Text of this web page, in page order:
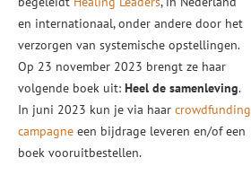
en internationaal, onder andere door het
verzorgen van systemische opstellingen.
Op 23 november 2023 brengt ze haar
volgende boek uit: Heel de samenleving.
In juni 2023 kun je via haar crowdfunding
campagne een bijdrage leveren en/of een
boek vooruitbestellen.